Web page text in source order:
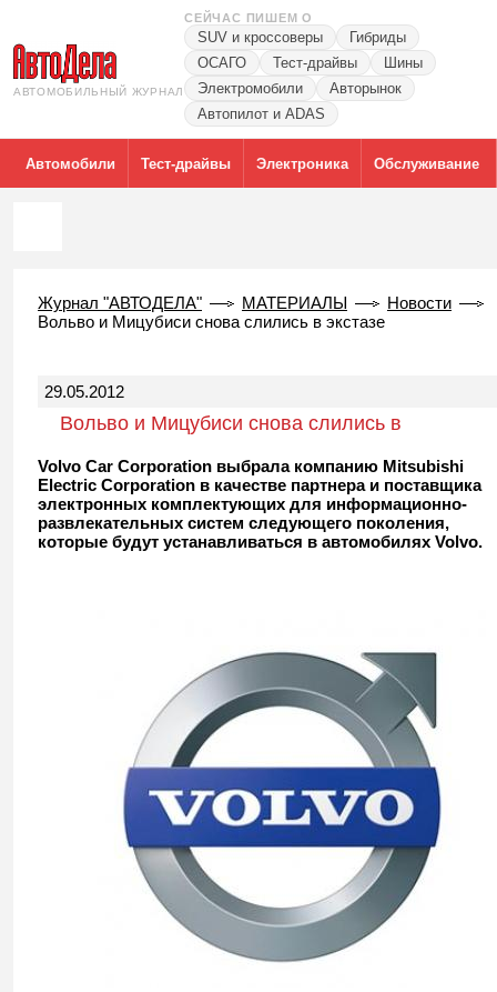
АВТОМОБИЛЬНЫЙ ЖУРНАЛ
СЕЙЧАС ПИШЕМ О
SUV и кроссоверы
Гибриды
ОСАГО
Тест-драйвы
Шины
Электромобили
Авторынок
Автопилот и ADAS
Автомобили Тест-драйвы Электроника Обслуживание
Журнал "АВТОДЕЛА" МАТЕРИАЛЫ
Новости
Вольво и Мицубиси снова слились в экстазе
29.05.2012
Вольво и Мицубиси снова слились в
экстазе
Volvo Car Corporation выбрала компанию Mitsubishi
Electric Corporation в качестве партнера и поставщика
электронных комплектующих для информационно-
развлекательных систем следующего поколения,
которые будут устанавливаться в автомобилях Volvo.